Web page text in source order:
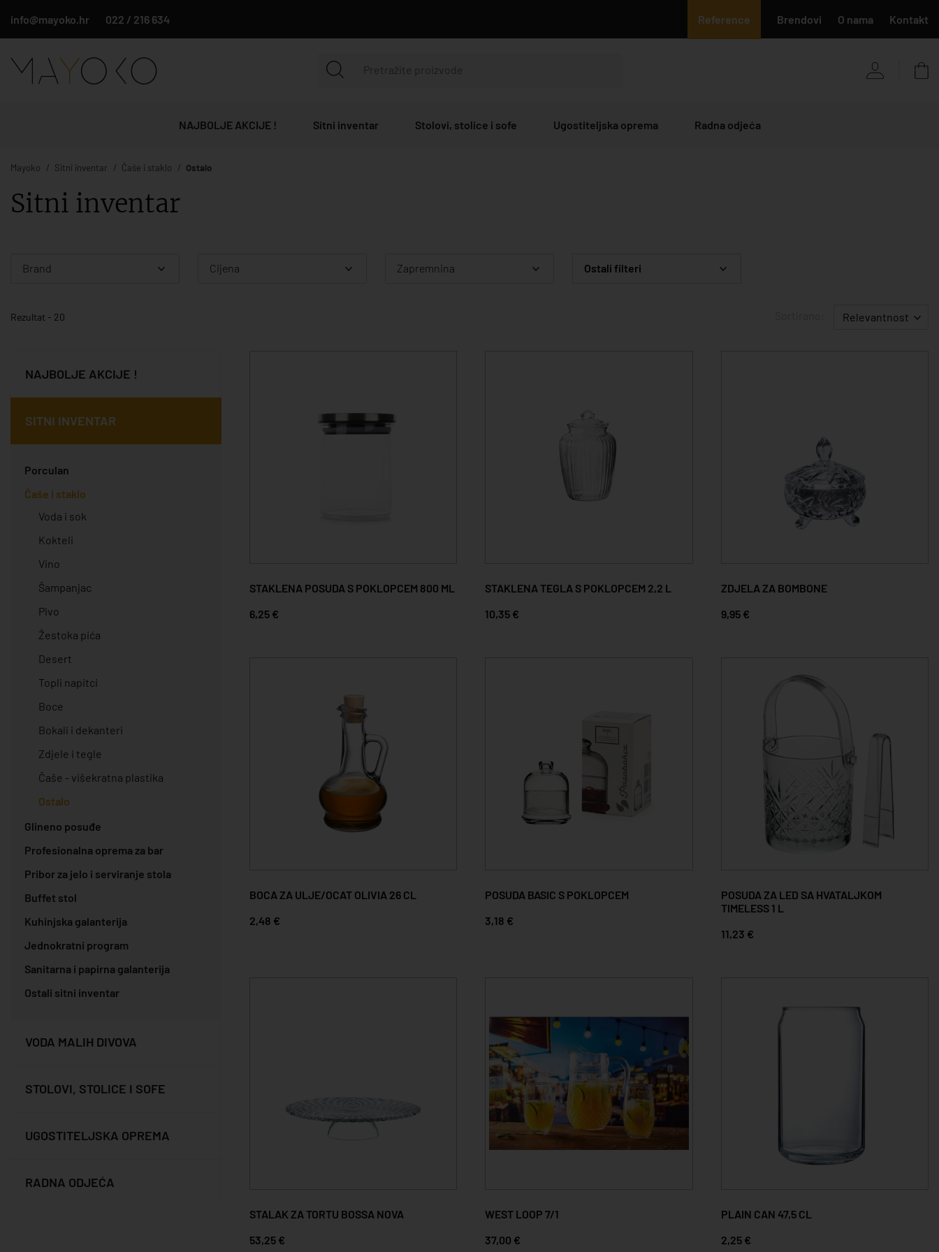
info@mayoko.hr 022 / 216 634 Reference Brendovi O nama Kontakt
NAJBOLJE AKCIJE ! Sitni inventar Stolovi, stolice i sofe Ugostiteljska oprema Radna odjeća
Mayoko Sitni inventar Čaše i staklo Ostalo
Sitni inventar
Brand Cijena Zapremnina Ostali filteri
Rezultat - 20 Relevantnost
NAJBOLJE AKCIJE !
SITNI INVENTAR
Porculan
Čaše i staklo
Voda i sok
Kokteli
Vino
Šampanjac
Pivo
Žestoka pića
Desert
Topli napitci
Boce
Bokali i dekanteri
Zdjele i tegle
Čaše - višekratna plastika
Ostalo
Glineno posuđe
Profesionalna oprema za bar
Pribor za jelo i serviranje stola
Buffet stol
Kuhinjska galanterija
Jednokratni program
Sanitarna i papirna galanterija
Ostali sitni inventar
VODA MALIH DIVOVA
STOLOVI, STOLICE I SOFE
UGOSTITELJSKA OPREMA
RADNA ODJEĆA
STAKLENA POSUDA S POKLOPCEM 800 ML
6,25 €
STAKLENA TEGLA S POKLOPCEM 2,2 L
10,35 €
ZDJELA ZA BOMBONE
9,95 €
BOCA ZA ULJE/OCAT OLIVIA 26 CL
2,48 €
POSUDA BASIC S POKLOPCEM
3,18 €
POSUDA ZA LED SA HVATALJKOM
TIMELESS 1 L
11,23 €
STALAK ZA TORTU BOSSA NOVA
53,25 €
WEST LOOP 7/1
37,00 €
PLAIN CAN 47,5 CL
2,25 €